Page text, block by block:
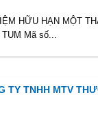
HỮU HẠN MỘT
TUM Mã số...
TY TNHH MTV